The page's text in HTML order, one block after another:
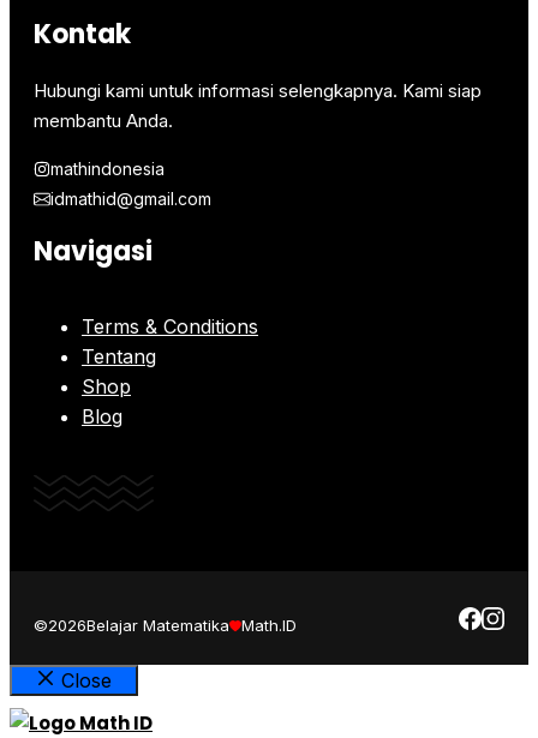
Kontak
Hubungi kami untuk informasi selengkapnya. Kami siap
membantu Anda.
mathindonesia
idmathid@gmail.com
Navigasi
Terms & Conditions
Tentang
Shop
Blog
©2026Belajar Matematika Math.ID
Close